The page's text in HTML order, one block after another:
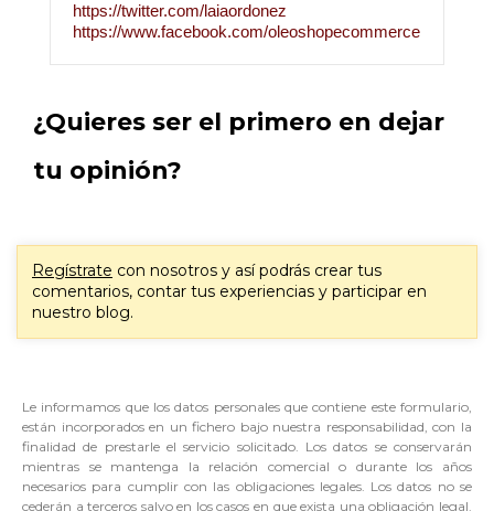
https://twitter.com/laiaordonez
https://www.facebook.com/oleoshopecommerce
¿Quieres ser el primero en dejar
tu opinión?
Regístrate con nosotros y así podrás crear tus
comentarios, contar tus experiencias y participar en
nuestro blog.
Le informamos que los datos personales que contiene este formulario,
están incorporados en un fichero bajo nuestra responsabilidad, con la
finalidad de prestarle el servicio solicitado. Los datos se conservarán
mientras se mantenga la relación comercial o durante los años
necesarios para cumplir con las obligaciones legales. Los datos no se
cederán a terceros salvo en los casos en que exista una obligación legal.